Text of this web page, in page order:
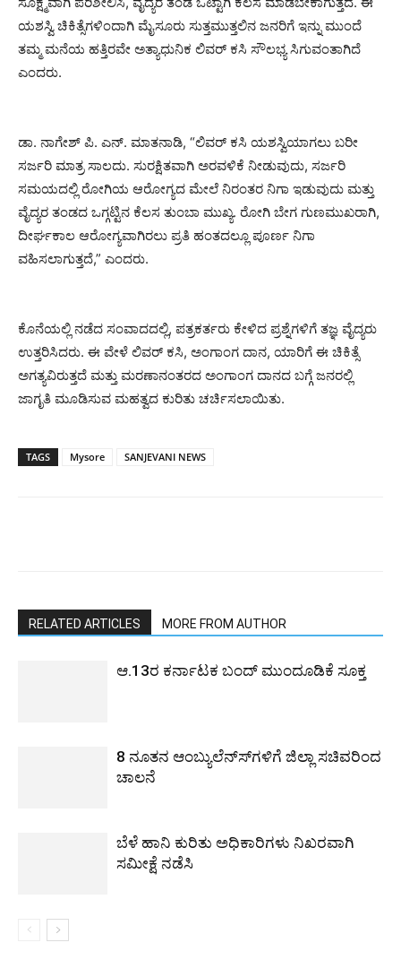
ಯಶಸ್ವಿ ಚಿಕಿತ್ಸೆಗಳಿಂದಾಗಿ ಮೈಸೂರು ಸುತ್ತಮುತ್ತಲಿನ ಜನರಿಗೆ ಇನ್ನು ಮುಂದೆ
ತಮ್ಮ ಮನೆಯ ಹತ್ತಿರವೇ ಅತ್ಯಾಧುನಿಕ ಲಿವರ್ ಕಸಿ ಸೌಲಭ್ಯ ಸಿಗುವಂತಾಗಿದೆ
ಎಂದರು.
ಡಾ. ನಾಗೇಶ್ ಪಿ. ಎನ್. ಮಾತನಾಡಿ, “ಲಿವರ್ ಕಸಿ ಯಶಸ್ವಿಯಾಗಲು ಬರೀ
ಸರ್ಜರಿ ಮಾತ್ರ ಸಾಲದು. ಸುರಕ್ಷಿತವಾಗಿ ಅರವಳಿಕೆ ನೀಡುವುದು, ಸರ್ಜರಿ
ಸಮಯದಲ್ಲಿ ರೋಗಿಯ ಆರೋಗ್ಯದ ಮೇಲೆ ನಿರಂತರ ನಿಗಾ ಇಡುವುದು ಮತ್ತು
ವೈದ್ಯರ ತಂಡದ ಒಗ್ಗಟ್ಟಿನ ಕೆಲಸ ತುಂಬಾ ಮುಖ್ಯ. ರೋಗಿ ಬೇಗ ಗುಣಮುಖರಾಗಿ,
ದೀರ್ಘಕಾಲ ಆರೋಗ್ಯವಾಗಿರಲು ಪ್ರತಿ ಹಂತದಲ್ಲೂ ಪೂರ್ಣ ನಿಗಾ
ವಹಿಸಲಾಗುತ್ತದೆ,” ಎಂದರು.
ಕೊನೆಯಲ್ಲಿ ನಡೆದ ಸಂವಾದದಲ್ಲಿ, ಪತ್ರಕರ್ತರು ಕೇಳಿದ ಪ್ರಶ್ನೆಗಳಿಗೆ ತಜ್ಞ ವೈದ್ಯರು
ಉತ್ತರಿಸಿದರು. ಈ ವೇಳೆ ಲಿವರ್ ಕಸಿ, ಅಂಗಾಂಗ ದಾನ, ಯಾರಿಗೆ ಈ ಚಿಕಿತ್ಸೆ
ಅಗತ್ಯವಿರುತ್ತದೆ ಮತ್ತು ಮರಣಾನಂತರದ ಅಂಗಾಂಗ ದಾನದ ಬಗ್ಗೆ ಜನರಲ್ಲಿ
ಜಾಗೃತಿ ಮೂಡಿಸುವ ಮಹತ್ವದ ಕುರಿತು ಚರ್ಚಿಸಲಾಯಿತು.
TAGS Mysore SANJEVANI NEWS
RELATED ARTICLES MORE FROM AUTHOR
ಆ.13ರ ಕರ್ನಾಟಕ ಬಂದ್ ಮುಂದೂಡಿಕೆ ಸೂಕ್ತ
8 ನೂತನ ಆಂಬ್ಯುಲೆನ್ಸ್‍ಗಳಿಗೆ ಜಿಲ್ಲಾ ಸಚಿವರಿಂದ
ಚಾಲನೆ
ಬೆಳೆ ಹಾನಿ ಕುರಿತು ಅಧಿಕಾರಿಗಳು ನಿಖರವಾಗಿ
ಸಮೀಕ್ಷೆ ನಡೆಸಿ